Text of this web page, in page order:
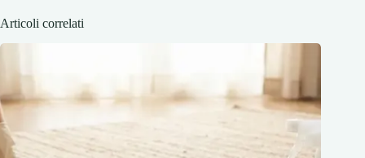
Articoli correlati